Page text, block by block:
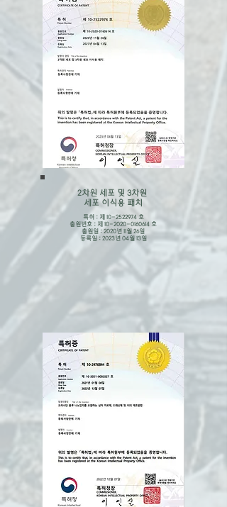
2차원 세포 및 3차원
​세포 이식용 패치
특허 : 제 10-2522974호
출원번호 : 제 10-2020-0160614 호
출원일 : 2020년 11월 26일
​등록일 : 2023년 04월 13일